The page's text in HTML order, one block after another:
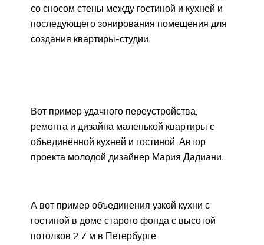
со сносом стены между гостиной и кухней и
последующего зонирования помещения для
создания квартиры-студии.
Вот пример удачного переустройства,
ремонта и дизайна маленькой квартиры с
объединённой кухней и гостиной. Автор
проекта молодой дизайнер Мария Дадиани.
А вот пример объединения узкой кухни с
гостиной в доме старого фонда с высотой
потолков 2,7 м в Петербурге.